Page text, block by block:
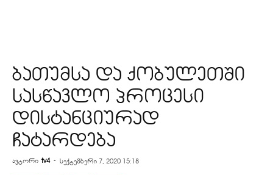
ბათუმსა და ქობულეთში
სასწავლო პროცესი
დისტანციურად
ჩატარდება
ავტორი tv4 - სექტემბერი 7, 2020 15:18